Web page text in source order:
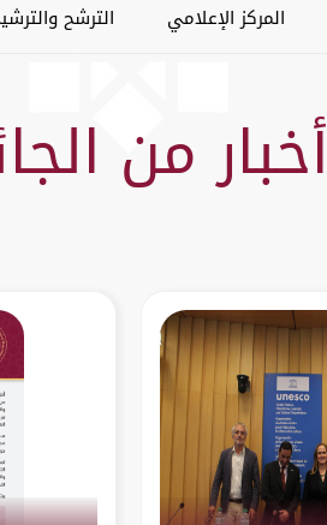
المركز الإعلامي الترشح
أخبار من